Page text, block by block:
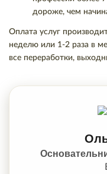
дороже, чем
Оплата услуг
неделю или 1-2 раза в
все переработки,